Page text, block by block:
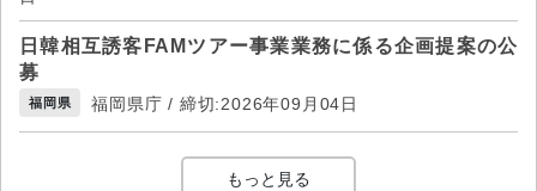
日韓相互誘客FAMツアー事業業務に係る企画提案の公
募
福岡県 福岡県庁 / 締切:2026年09月04日
もっと見る